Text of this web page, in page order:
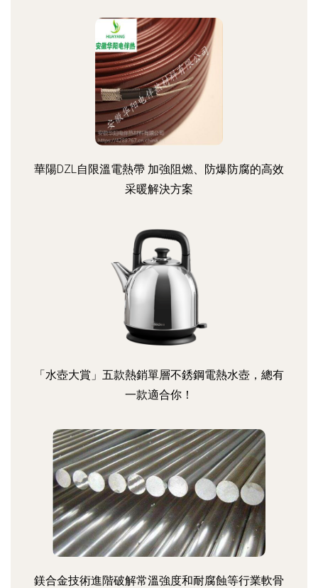
華陽DZL自限溫電熱帶 加強阻燃、防爆防腐的高效
采暖解決方案
「水壺大賞」五款熱銷單層不銹鋼電熱水壺，總有
一款適合你！
鎂合金技術進階破解常溫強度和耐腐蝕等行業軟骨